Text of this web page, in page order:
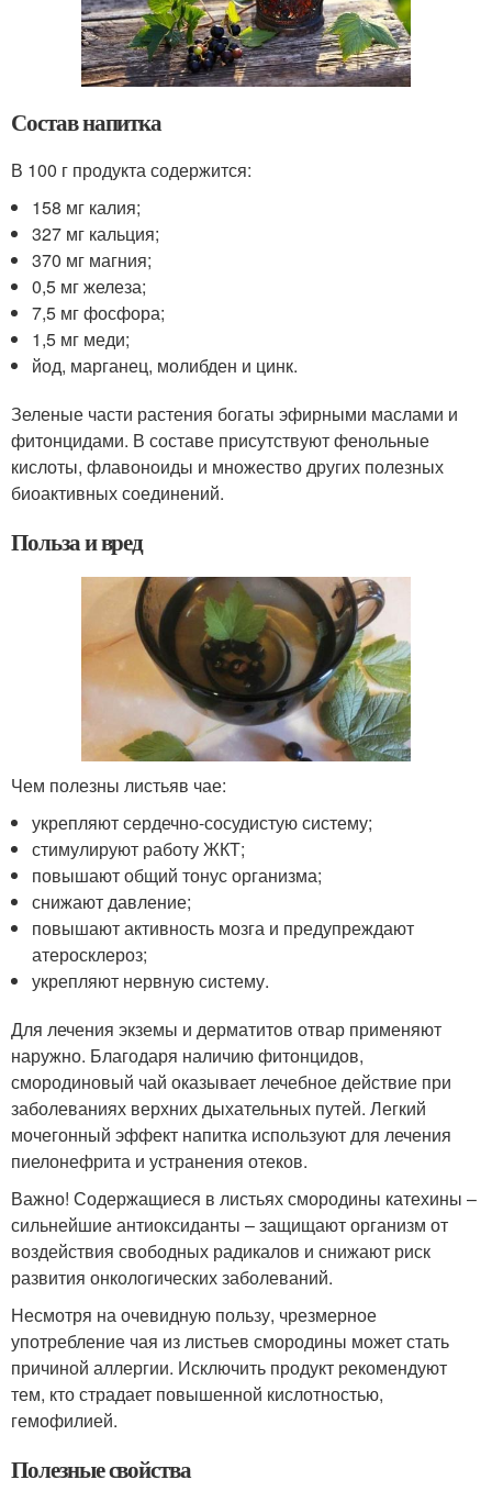
Состав напитка
В 100 г продукта содержится:
158 мг калия;
327 мг кальция;
370 мг магния;
0,5 мг железа;
7,5 мг фосфора;
1,5 мг меди;
йод, марганец, молибден и цинк.
Зеленые части растения богаты эфирными маслами и
фитонцидами. В составе присутствуют фенольные
кислоты, флавоноиды и множество других полезных
биоактивных соединений.
Польза и вред
Чем полезны листьяв чае:
укрепляют сердечно-сосудистую систему;
стимулируют работу ЖКТ;
повышают общий тонус организма;
снижают давление;
повышают активность мозга и предупреждают
атеросклероз;
укрепляют нервную систему.
Для лечения экземы и дерматитов отвар применяют
наружно. Благодаря наличию фитонцидов,
смородиновый чай оказывает лечебное действие при
заболеваниях верхних дыхательных путей. Легкий
мочегонный эффект напитка используют для лечения
пиелонефрита и устранения отеков.
Важно! Содержащиеся в листьях смородины катехины –
сильнейшие антиоксиданты – защищают организм от
воздействия свободных радикалов и снижают риск
развития онкологических заболеваний.
Несмотря на очевидную пользу, чрезмерное
употребление чая из листьев смородины может стать
причиной аллергии. Исключить продукт рекомендуют
тем, кто страдает повышенной кислотностью,
гемофилией.
Полезные свойства